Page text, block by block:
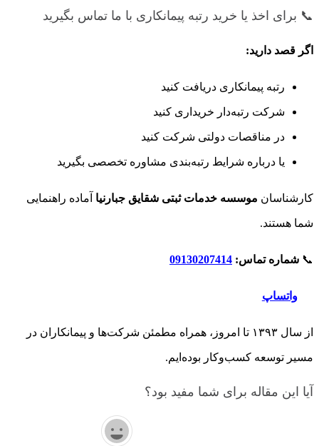
📞 برای اخذ یا خرید رتبه پیمانکاری با ما تماس بگیرید
اگر قصد دارید:
رتبه پیمانکاری دریافت کنید
شرکت رتبه‌دار خریداری کنید
در مناقصات دولتی شرکت کنید
یا درباره شرایط رتبه‌بندی مشاوره تخصصی بگیرید
کارشناسان موسسه خدمات ثبتی شقایق جبارنیا آماده راهنمایی
شما هستند.
📞 شماره تماس: 09130207414
واتساپ
از سال ۱۳۹۳ تا امروز، همراه مطمئن شرکت‌ها و پیمانکاران در
مسیر توسعه کسب‌وکار بوده‌ایم.
آیا این مقاله برای شما مفید بود؟